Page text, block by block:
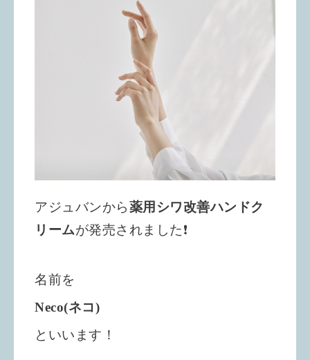
アジュバンから薬用シワ改善ハンドク
リームが発売されました❗️
名前を
Neco(ネコ)
といいます！